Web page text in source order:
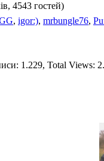
4543 гостей)
, igor:), mrbungle76,
1.229, Total Views: